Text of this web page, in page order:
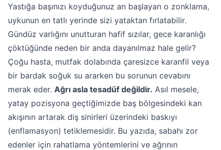
Yastığa başınızı koyduğunuz an başlayan o zonklama,
uykunun en tatlı yerinde sizi yataktan fırlatabilir.
Gündüz varlığını unutturan hafif sızılar, gece karanlığı
çöktüğünde neden bir anda dayanılmaz hale gelir?
Çoğu hasta, mutfak dolabında çaresizce karanfil veya
bir bardak soğuk su ararken bu sorunun cevabını
merak eder. Ağrı asla tesadüf değildir. Asıl mesele,
yatay pozisyona geçtiğimizde baş bölgesindeki kan
akışının artarak diş sinirleri üzerindeki baskıyı
(enflamasyon) tetiklemesidir. Bu yazıda, sabahı zor
edenler için rahatlama yöntemlerini ve ağrının